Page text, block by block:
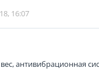
16:07
антивибрационная